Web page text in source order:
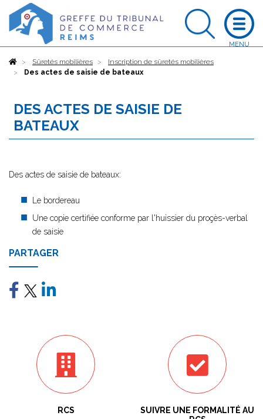
AccueilSûretés mobilières
Inscription de sûretés mobilières
Des actes de saisie de bateaux
DES ACTES DE SAISIE DE
BATEAUX
Des actes de saisie de bateaux:
Le bordereau
Une copie certifiée conforme par l'huissier du proçès-verbal
de saisie
PARTAGER
RCS
SUIVRE UNE FORMALITÉ AU